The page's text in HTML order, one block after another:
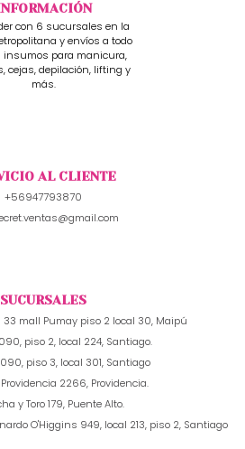
con 6 sucursales en la
y envíos a todo
insumos para manicura,
cejas, depilación, lifting y
más.
AL CLIENTE
+56947793870
SUCURSALES
mall Pumay piso 2 local 30, Maipú
piso 2, local 224, Santiago.
piso 3, local 301, Santiago
2266, Providencia.
y Toro 179, Puente Alto.
O'Higgins 949, local 213, piso 2, Santiago